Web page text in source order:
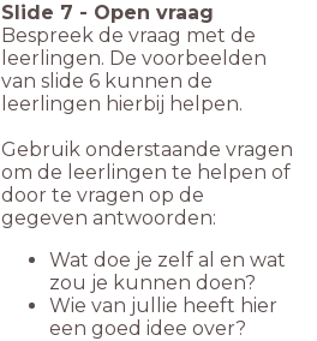
Slide 7 - Open vraag
Bespreek de vraag met de
leerlingen. De voorbeelden
van slide 6 kunnen de
leerlingen hierbij helpen.
Gebruik onderstaande vragen
om de leerlingen te helpen of
door te vragen op de
gegeven antwoorden:
Wat doe je zelf al en wat
zou je kunnen doen?
Wie van jullie heeft hier
een goed idee over?